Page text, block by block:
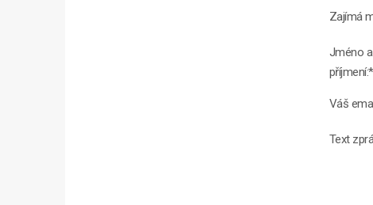
Zajímá
Jméno a
příjmení:*
Váš
Text